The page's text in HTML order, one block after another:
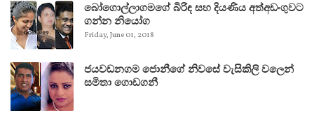
බෝගොල්ලාගමගේ බිරිඳ සහ දියණිය අත්අඩංගුවට
ගන්න නියෝග
Friday, June 01, 2018
ජයවඩනගම ජොනීගේ නිවසේ වැසිකිලි වලෙන්
සමිතා ගොඩගනී